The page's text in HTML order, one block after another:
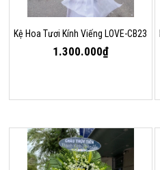
Kệ Hoa Tươi Kính Viếng LOVE-CB23
1.300.000₫